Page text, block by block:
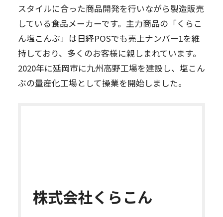
スタイルに合った商品開発を行いながら製造販売
している食品メーカーです。主力商品の「くらこ
ん塩こんぶ」は日経POSでも売上ナンバー1を維
持しており、多くのお客様に親しまれています。
2020年に延岡市に九州高野工場を建設し、塩こん
ぶの量産化工場として操業を開始しました。
株式会社くらこん